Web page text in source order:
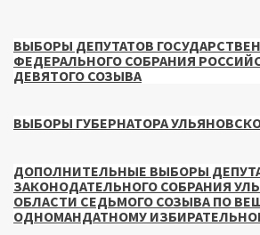
ВЫБОРЫ ДЕПУТАТОВ
ФЕДЕРАЛЬНОГО СОБРАНИЯ
ДЕВЯТОГО СОЗЫВА
ВЫБОРЫ ГУБЕРНАТОРА
ДОПОЛНИТЕЛЬНЫЕ ВЫБОРЫ
ЗАКОНОДАТЕЛЬНОГО СОБРАНИЯ
ОБЛАСТИ СЕДЬМОГО СОЗЫВА ПО
ОДНОМАНДАТНОМУ